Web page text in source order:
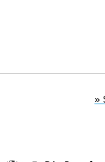
»